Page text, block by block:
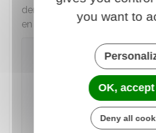
demander à recevoir vos
en format dématérialisé.
Attention
Seules les factures
peuvent êtrepayées
fournisseur sélectionné
adhéré au dispositif du
avoir accepté ce mode de
you want to
OK, accept
Deny all